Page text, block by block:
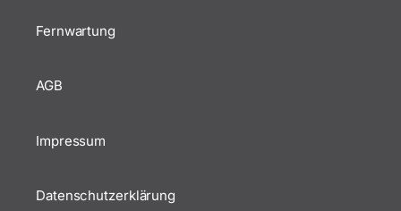
Fernwartung
AGB
Impressum
Datenschutzerklärung